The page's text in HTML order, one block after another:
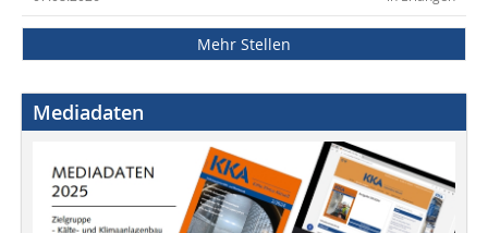
Mehr Stellen
Mediadaten